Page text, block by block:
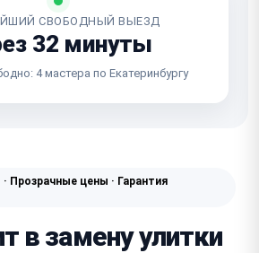
СВОБОДНЫЙ ВЫЕЗД
32 минуты
4 мастера по Екатеринбургу
Прозрачные цены · Гарантия
в замену улитки